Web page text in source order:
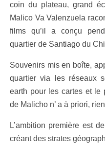
coin du plateau, grand
Malico Va Valenzuela
films qu’il a conçu
quartier de Santiago du
Souvenirs mis en boîte,
quartier via les réseaux
earth pour les cartes et le
de Malicho n’ a à priori,
L’ambition première est
créant des strates